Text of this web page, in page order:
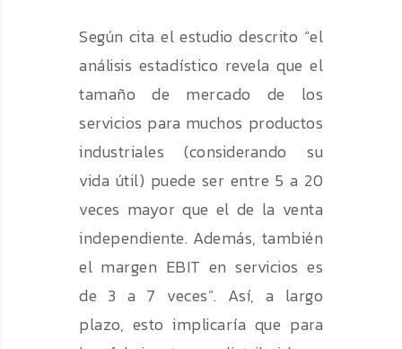
Según cita el estudio descrito “el
análisis estadístico revela que el
tamaño de mercado de los
servicios para muchos productos
industriales (considerando su
vida útil) puede ser entre 5 a 20
veces mayor que el de la venta
independiente. Además, también
el margen EBIT en servicios es
de 3 a 7 veces”. Así, a largo
plazo, esto implicaría que para